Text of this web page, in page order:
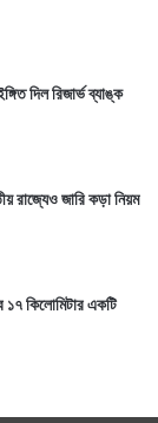
দিল রিজার্ভ ব্যাঙ্ক
রাজ্যেও জারি কড়া নিয়ম
১৭ কিলোমিটার একটি